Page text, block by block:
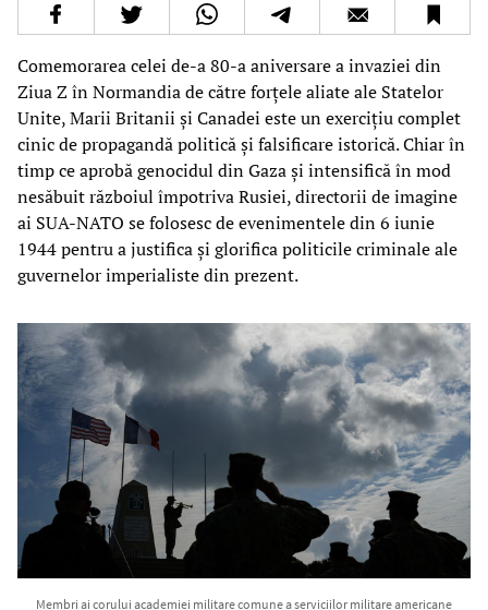
Comemorarea celei de-a 80-a aniversare a invaziei din
Ziua Z în Normandia de către forțele aliate ale Statelor
Unite, Marii Britanii și Canadei este un exercițiu complet
cinic de propagandă politică și falsificare istorică. Chiar în
timp ce aprobă genocidul din Gaza și intensifică în mod
nesăbuit războiul împotriva Rusiei, directorii de imagine
ai SUA-NATO se folosesc de evenimentele din 6 iunie
1944 pentru a justifica și glorifica politicile criminale ale
guvernelor imperialiste din prezent.
Membri ai corului academiei militare comune a serviciilor militare americane